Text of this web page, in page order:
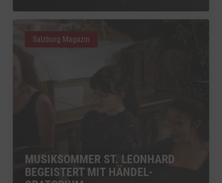
MUSIKSOMMER ST. LEONHARD
BEGEISTERT MIT HÄNDEL-
Salzburg Magazin